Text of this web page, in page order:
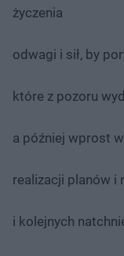
życzenia
odwagi i sił, by
które z pozoru
a później wprost
realizacji planów i
i kolejnych